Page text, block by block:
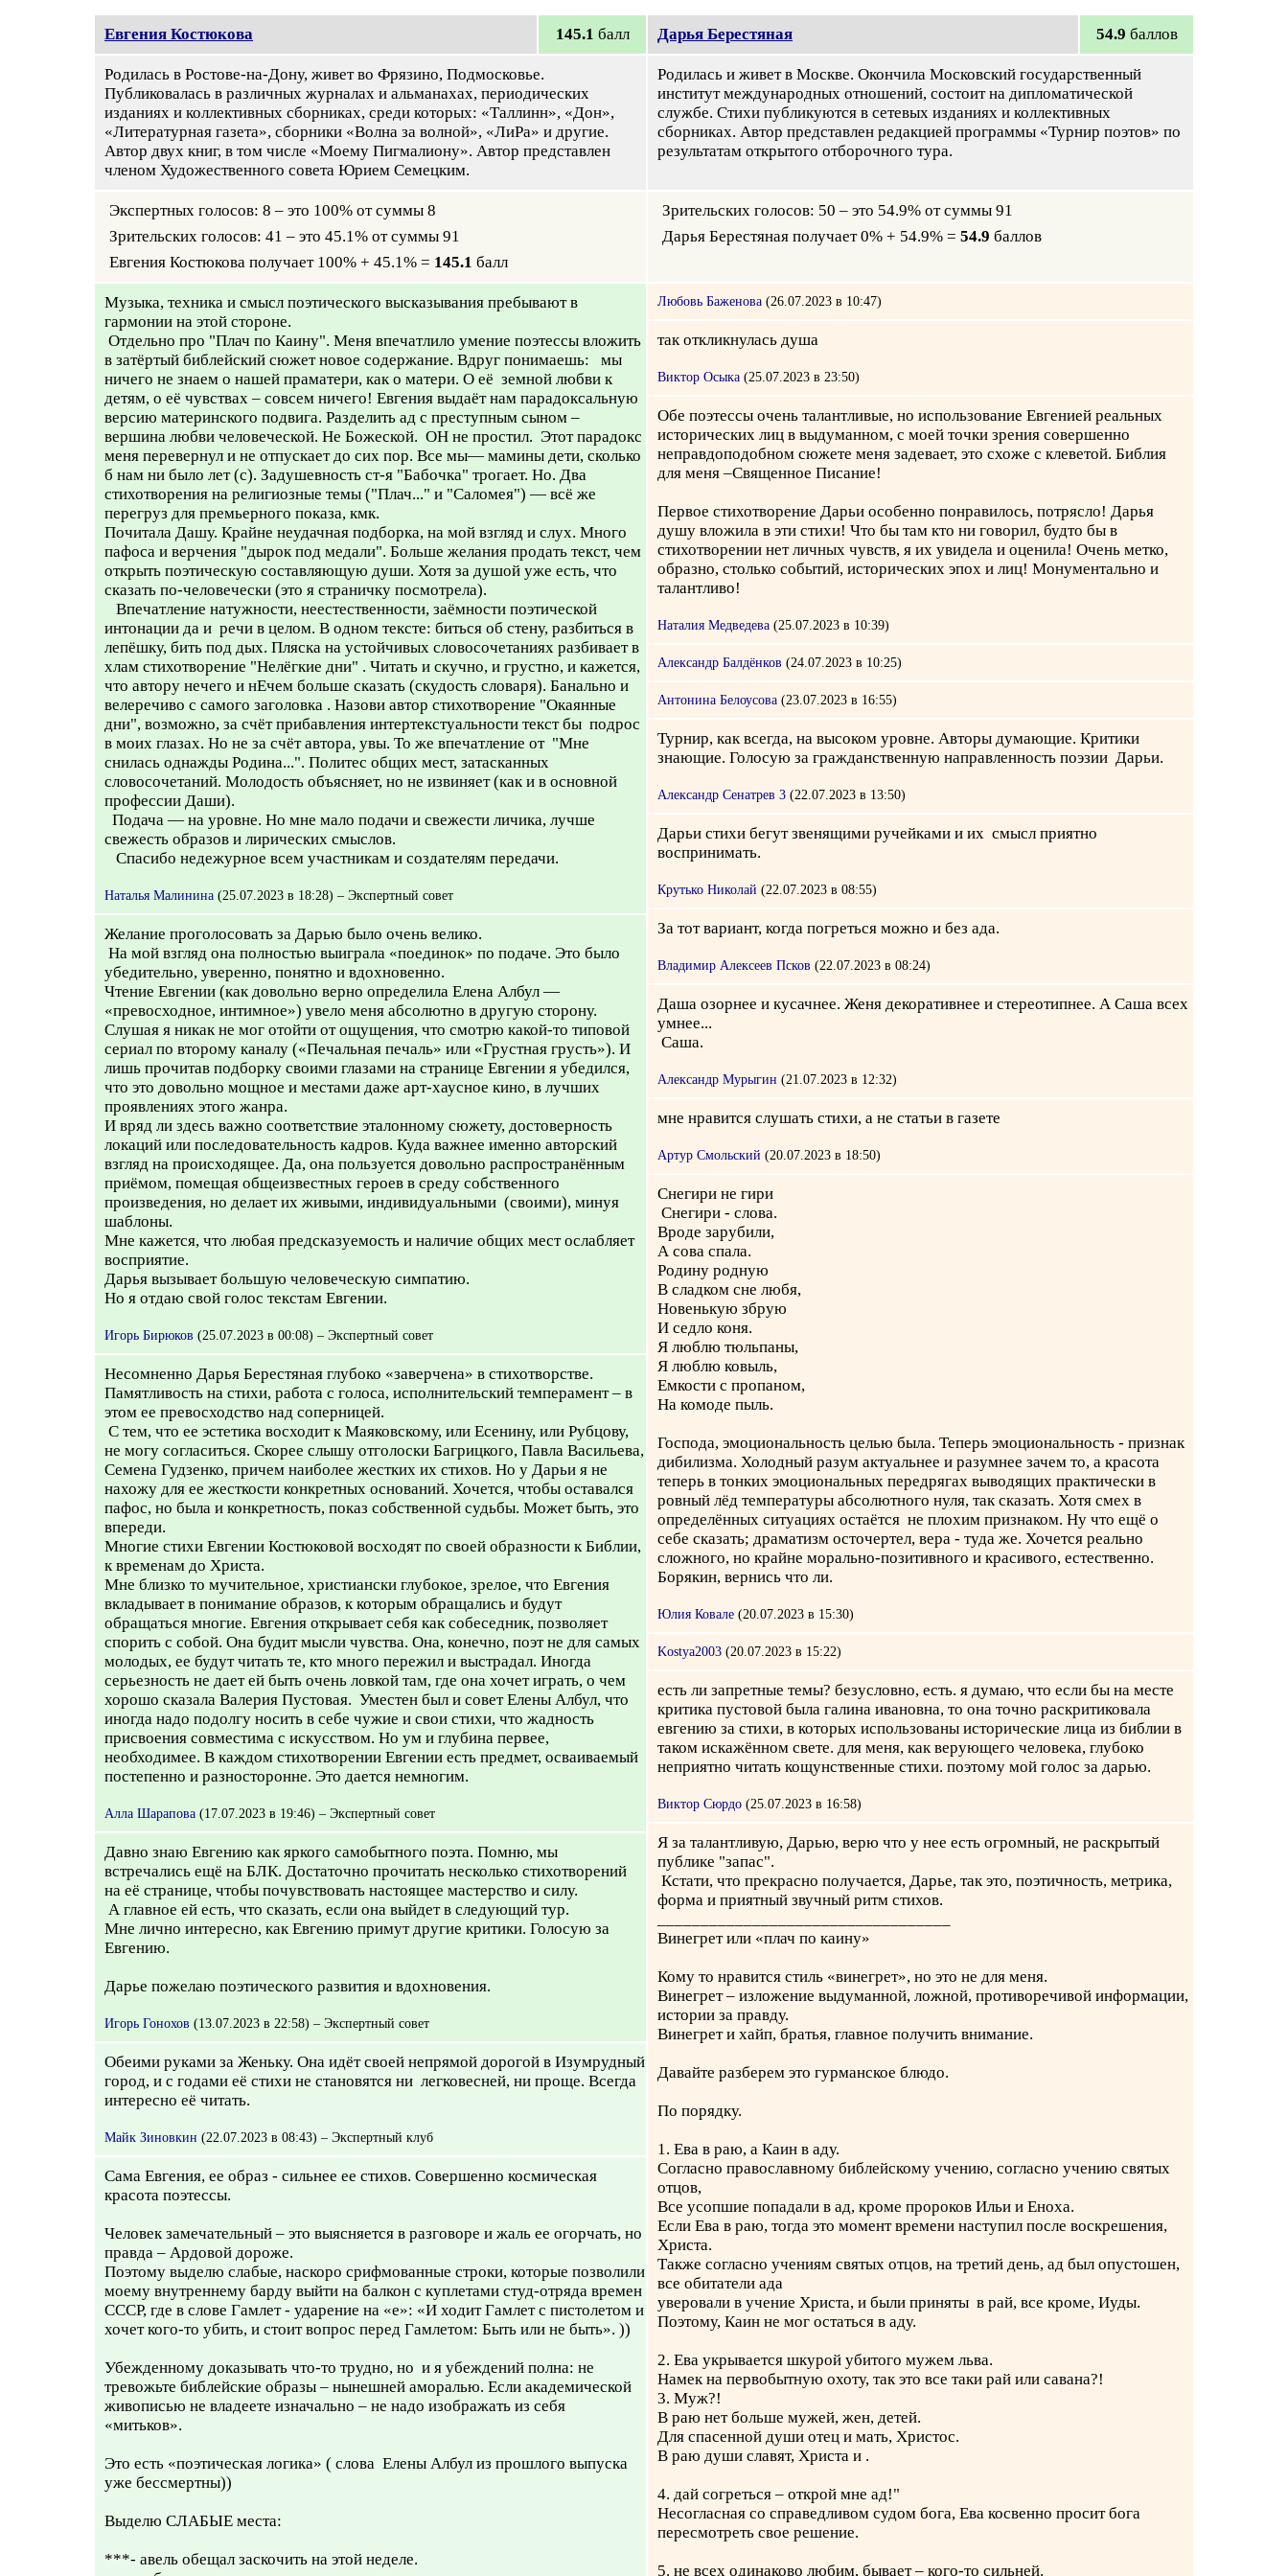
Евгения Костюкова 145.1 балл Дарья Берестяная 54.9 баллов
Родилась в Ростове-на-Дону, живет во Фрязино, Подмосковье.
Публиковалась в различных журналах и альманахах, периодических
изданиях и коллективных сборниках, среди которых: «Таллинн», «Дон»,
«Литературная газета», сборники «Волна за волной», «ЛиРа» и другие.
Автор двух книг, в том числе «Моему Пигмалиону». Автор представлен
членом Художественного совета Юрием Семецким.
Родилась и живет в Москве. Окончила Московский государственный
институт международных отношений, состоит на дипломатической
службе. Стихи публикуются в сетевых изданиях и коллективных
сборниках. Автор представлен редакцией программы «Турнир поэтов» по
результатам открытого отборочного тура.
Экспертных голосов: 8 – это 100% от суммы 8
Зрительских голосов: 41 – это 45.1% от суммы 91
Евгения Костюкова получает 100% + 45.1% = 145.1 балл
Зрительских голосов: 50 – это 54.9% от суммы 91
Дарья Берестяная получает 0% + 54.9% = 54.9 баллов
Музыка, техника и смысл поэтического высказывания пребывают в
гармонии на этой стороне.
Отдельно про "Плач по Каину". Меня впечатлило умение поэтессы вложить
в затёртый библейский сюжет новое содержание. Вдруг понимаешь: мы
ничего не знаем о нашей праматери, как о матери. О её земной любви к
детям, о её чувствах – совсем ничего! Евгения выдаёт нам парадоксальную
версию материнского подвига. Разделить ад с преступным сыном –
вершина любви человеческой. Не Божеской. ОН не простил. Этот парадокс
меня перевернул и не отпускает до сих пор. Все мы— мамины дети, сколько
б нам ни было лет (с). Задушевность ст-я "Бабочка" трогает. Но. Два
стихотворения на религиозные темы ("Плач..." и "Саломея") — всё же
перегруз для премьерного показа, кмк.
Почитала Дашу. Крайне неудачная подборка, на мой взгляд и слух. Много
пафоса и верчения "дырок под медали". Больше желания продать текст, чем
открыть поэтическую составляющую души. Хотя за душой уже есть, что
сказать по-человечески (это я страничку посмотрела).
Впечатление натужности, неестественности, заёмности поэтической
интонации да и речи в целом. В одном тексте: биться об стену, разбиться в
лепёшку, бить под дых. Пляска на устойчивых словосочетаниях разбивает в
хлам стихотворение "Нелёгкие дни" . Читать и скучно, и грустно, и кажется,
что автору нечего и нЕчем больше сказать (скудость словаря). Банально и
велеречиво с самого заголовка . Назови автор стихотворение "Окаянные
дни", возможно, за счёт прибавления интертекстуальности текст бы подрос
в моих глазах. Но не за счёт автора, увы. То же впечатление от "Мне
снилась однажды Родина...". Политес общих мест, затасканных
словосочетаний. Молодость объясняет, но не извиняет (как и в основной
профессии Даши).
Подача — на уровне. Но мне мало подачи и свежести личика, лучше
свежесть образов и лирических смыслов.
Спасибо недежурное всем участникам и создателям передачи.
Наталья Малинина (25.07.2023 в 18:28) – Экспертный совет
Желание проголосовать за Дарью было очень велико.
На мой взгляд она полностью выиграла «поединок» по подаче. Это было
убедительно, уверенно, понятно и вдохновенно.
Чтение Евгении (как довольно верно определила Елена Албул —
«превосходное, интимное») увело меня абсолютно в другую сторону.
Слушая я никак не мог отойти от ощущения, что смотрю какой-то типовой
сериал по второму каналу («Печальная печаль» или «Грустная грусть»). И
лишь прочитав подборку своими глазами на странице Евгении я убедился,
что это довольно мощное и местами даже арт-хаусное кино, в лучших
проявлениях этого жанра.
И вряд ли здесь важно соответствие эталонному сюжету, достоверность
локаций или последовательность кадров. Куда важнее именно авторский
взгляд на происходящее. Да, она пользуется довольно распространённым
приёмом, помещая общеизвестных героев в среду собственного
произведения, но делает их живыми, индивидуальными (своими), минуя
шаблоны.
Мне кажется, что любая предсказуемость и наличие общих мест ослабляет
восприятие.
Дарья вызывает большую человеческую симпатию.
Но я отдаю свой голос текстам Евгении.
Игорь Бирюков (25.07.2023 в 00:08) – Экспертный совет
Несомненно Дарья Берестяная глубоко «заверчена» в стихотворстве.
Памятливость на стихи, работа с голоса, исполнительский темперамент – в
этом ее превосходство над соперницей.
С тем, что ее эстетика восходит к Маяковскому, или Есенину, или Рубцову,
не могу согласиться. Скорее слышу отголоски Багрицкого, Павла Васильева,
Семена Гудзенко, причем наиболее жестких их стихов. Но у Дарьи я не
нахожу для ее жесткости конкретных оснований. Хочется, чтобы оставался
пафос, но была и конкретность, показ собственной судьбы. Может быть, это
впереди.
Многие стихи Евгении Костюковой восходят по своей образности к Библии,
к временам до Христа.
Мне близко то мучительное, христиански глубокое, зрелое, что Евгения
вкладывает в понимание образов, к которым обращались и будут
обращаться многие. Евгения открывает себя как собеседник, позволяет
спорить с собой. Она будит мысли чувства. Она, конечно, поэт не для самых
молодых, ее будут читать те, кто много пережил и выстрадал. Иногда
серьезность не дает ей быть очень ловкой там, где она хочет играть, о чем
хорошо сказала Валерия Пустовая. Уместен был и совет Елены Албул, что
иногда надо подолгу носить в себе чужие и свои стихи, что жадность
присвоения совместима с искусством. Но ум и глубина первее,
необходимее. В каждом стихотворении Евгении есть предмет, осваиваемый
постепенно и разносторонне. Это дается немногим.
Алла Шарапова (17.07.2023 в 19:46) – Экспертный совет
Давно знаю Евгению как яркого самобытного поэта. Помню, мы
встречались ещё на БЛК. Достаточно прочитать несколько стихотворений
на её странице, чтобы почувствовать настоящее мастерство и силу.
А главное ей есть, что сказать, если она выйдет в следующий тур.
Мне лично интересно, как Евгению примут другие критики. Голосую за
Евгению.
Дарье пожелаю поэтического развития и вдохновения.
Игорь Гонохов (13.07.2023 в 22:58) – Экспертный совет
Обеими руками за Женьку. Она идёт своей непрямой дорогой в Изумрудный
город, и с годами её стихи не становятся ни легковесней, ни проще. Всегда
интересно её читать.
Майк Зиновкин (22.07.2023 в 08:43) – Экспертный клуб
Сама Евгения, ее образ - сильнее ее стихов. Совершенно космическая
красота поэтессы.
Человек замечательный – это выясняется в разговоре и жаль ее огорчать, но
правда – Ардовой дороже.
Поэтому выделю слабые, наскоро срифмованные строки, которые позволили
моему внутреннему барду выйти на балкон с куплетами студ-отряда времен
СССР, где в слове Гамлет - ударение на «е»: «И ходит Гамлет с пистолетом и
хочет кого-то убить, и стоит вопрос перед Гамлетом: Быть или не быть». ))
Убежденному доказывать что-то трудно, но и я убеждений полна: не
тревожьте библейские образы – нынешней аморалью. Если академической
живописью не владеете изначально – не надо изображать из себя
«митьков».
Это есть «поэтическая логика» ( слова Елены Албул из прошлого выпуска
уже бессмертны))
Выделю СЛАБЫЕ места:
***- авель обещал заскочить на этой неделе.
Любовь Баженова (26.07.2023 в 10:47)
так откликнулась душа
Виктор Осыка (25.07.2023 в 23:50)
Обе поэтессы очень талантливые, но использование Евгенией реальных
исторических лиц в выдуманном, с моей точки зрения совершенно
неправдоподобном сюжете меня задевает, это схоже с клеветой. Библия
для меня –Священное Писание!
Первое стихотворение Дарьи особенно понравилось, потрясло! Дарья
душу вложила в эти стихи! Что бы там кто ни говорил, будто бы в
стихотворении нет личных чувств, я их увидела и оценила! Очень метко,
образно, столько событий, исторических эпох и лиц! Монументально и
талантливо!
Наталия Медведева (25.07.2023 в 10:39)
Александр Балдёнков (24.07.2023 в 10:25)
Антонина Белоусова (23.07.2023 в 16:55)
Турнир, как всегда, на высоком уровне. Авторы думающие. Критики
знающие. Голосую за гражданственную направленность поэзии Дарьи.
Александр Сенатрев 3 (22.07.2023 в 13:50)
Дарьи стихи бегут звенящими ручейками и их смысл приятно
воспринимать.
Крутько Николай (22.07.2023 в 08:55)
За тот вариант, когда погреться можно и без ада.
Владимир Алексеев Псков (22.07.2023 в 08:24)
Даша озорнее и кусачнее. Женя декоративнее и стереотипнее. А Саша всех
умнее...
Саша.
Александр Мурыгин (21.07.2023 в 12:32)
мне нравится слушать стихи, а не статьи в газете
Артур Смольский (20.07.2023 в 18:50)
Снегири не гири
Снегири - слова.
Вроде зарубили,
А сова спала.
Родину родную
В сладком сне любя,
Новенькую збрую
И седло коня.
Я люблю тюльпаны,
Я люблю ковыль,
Емкости с пропаном,
На комоде пыль.
Господа, эмоциональность целью была. Теперь эмоциональность - признак
дибилизма. Холодный разум актуальнее и разумнее зачем то, а красота
теперь в тонких эмоциональных передрягах выводящих практически в
ровный лёд температуры абсолютного нуля, так сказать. Хотя смех в
определённых ситуациях остаётся не плохим признаком. Ну что ещё о
себе сказать; драматизм осточертел, вера - туда же. Хочется реально
сложного, но крайне морально-позитивного и красивого, естественно.
Борякин, вернись что ли.
Юлия Ковале (20.07.2023 в 15:30)
Kostya2003 (20.07.2023 в 15:22)
есть ли запретные темы? безусловно, есть. я думаю, что если бы на месте
критика пустовой была галина ивановна, то она точно раскритиковала
евгению за стихи, в которых использованы исторические лица из библии в
таком искажённом свете. для меня, как верующего человека, глубоко
неприятно читать кощунственные стихи. поэтому мой голос за дарью.
Виктор Сюрдо (25.07.2023 в 16:58)
Я за талантливую, Дарью, верю что у нее есть огромный, не раскрытый
публике "запас".
Кстати, что прекрасно получается, Дарье, так это, поэтичность, метрика,
форма и приятный звучный ритм стихов.
Винегрет или «плач по каину»
Кому то нравится стиль «винегрет», но это не для меня.
Винегрет – изложение выдуманной, ложной, противоречивой информации,
истории за правду.
Винегрет и хайп, братья, главное получить внимание.
Давайте разберем это гурманское блюдо.
По порядку.
1. Ева в раю, а Каин в аду.
Согласно православному библейскому учению, согласно учению святых
отцов,
Все усопшие попадали в ад, кроме пророков Ильи и Еноха.
Если Ева в раю, тогда это момент времени наступил после воскрешения,
Христа.
Также согласно учениям святых отцов, на третий день, ад был опустошен,
все обитатели ада
уверовали в учение Христа, и были приняты в рай, все кроме, Иуды.
Поэтому, Каин не мог остаться в аду.
2. Ева укрывается шкурой убитого мужем льва.
Намек на первобытную охоту, так это все таки рай или савана?!
3. Муж?!
В раю нет больше мужей, жен, детей.
Для спасенной души отец и мать, Христос.
В раю души славят, Христа и .
4. дай согреться – открой мне ад!"
Несогласная со справедливом судом бога, Ева косвенно просит бога
пересмотреть свое решение.
5. не всех одинаково любим, бывает – кого-то сильней.